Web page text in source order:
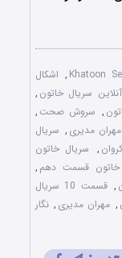
Khatoon
, اشکال
سریال خاتون ,
, سروش صحت,
مدیری , سریال
, سریال خاتون
خاتون قسمت دهم ,
,
قسمت 10 سریال
, مهران مدیری , نگار